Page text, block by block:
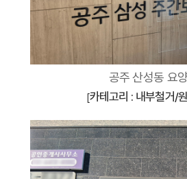
공주 산성동 요
[카테고리 : 내부철거/